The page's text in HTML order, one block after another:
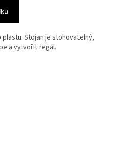
Stojan je stohovatelný,
a vytvořit regál.